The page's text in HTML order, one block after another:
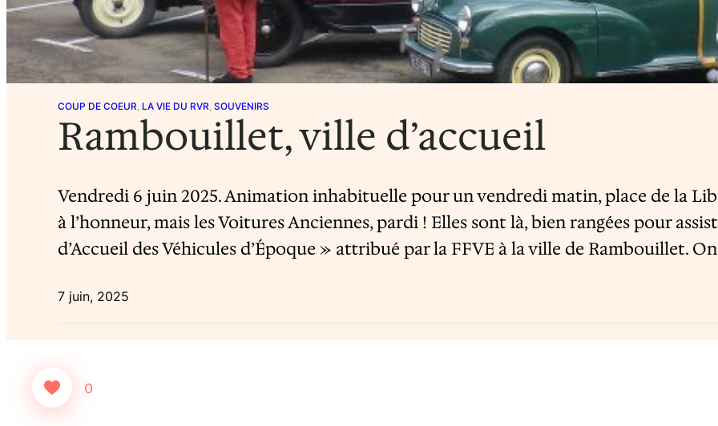
COUP DE COEUR, LA VIE DU RVR, SOUVENIRS
Rambouillet, ville d’accueil
Vendredi 6 juin 2025. Animation inhabituelle pour un vendredi matin, place de la
à l’honneur, mais les Voitures Anciennes, pardi ! Elles sont là, bien rangées pour
d’Accueil des Véhicules d’Époque » attribué par la FFVE à la ville de Rambouillet.
7 juin, 2025
0